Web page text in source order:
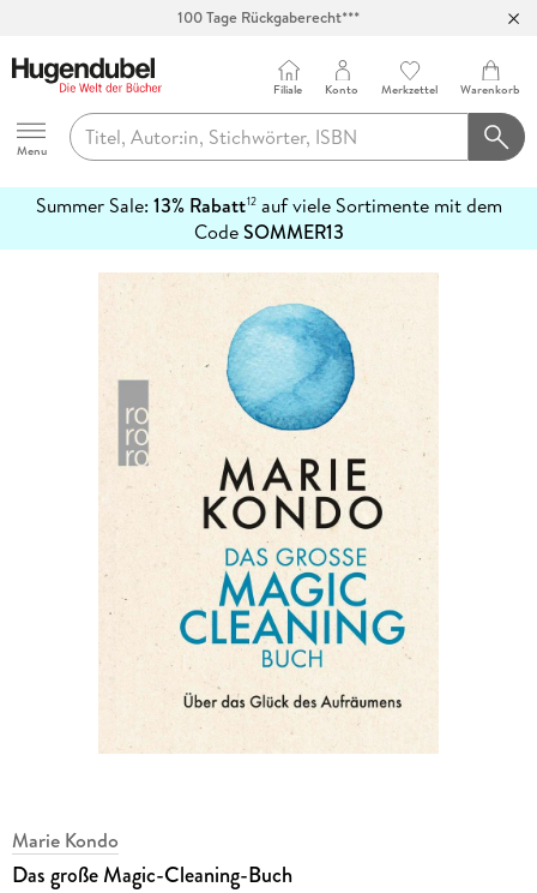
100 Tage Rückgaberecht***
Hugendubel
Menu
Filiale Konto Merkzettel Warenkorb
Summer Sale: 13% Rabatt12auf viele Sortimente mit dem
CodeSOMMER13
erfahren
Marie Kondo
Das große Magic-Cleaning-Buch